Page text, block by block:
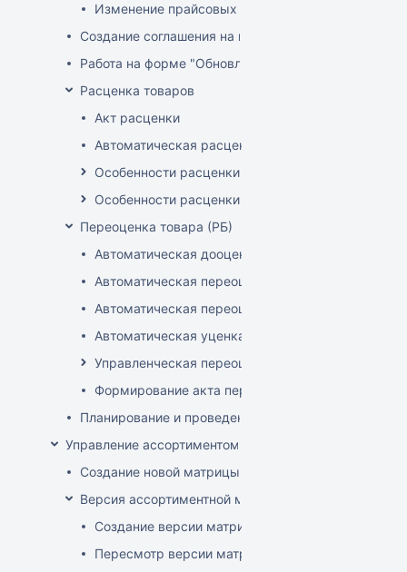
Изменение прайсовых цен
Создание соглашения на поставку
Работа на форме "Обновление розничных цен"
Расценка товаров
Акт расценки
Автоматическая расценка при проведении
Особенности расценки в РБ
Особенности расценки РФ
Переоценка товара (РБ)
Автоматическая дооценка товаров
Автоматическая переоценка акционного товара
Автоматическая переоценка по прайсам и
Автоматическая уценка товаров
Управленческая переоценка
Формирование акта переоценки
Планирование и проведение акций
Управление ассортиментом магазинов
Создание новой матрицы
Версия ассортиментной матрицы
Создание версии матрицы
Пересмотр версии матрицы